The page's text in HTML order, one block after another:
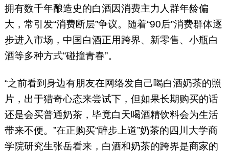
拥有数千年酿造史的白酒因消费主力人群年龄偏
大，常引发“消费断层”争议。随着“90后”消费群体逐
步进入市场，中国白酒正用跨界、新零售、小瓶白
酒等多种方式“碰撞青春”。
“之前看到身边有朋友在网络发自己喝白酒奶茶的照
片，出于猎奇心态来尝试下，但如果长期购买的话
还是会买普通奶茶，毕竟白天喝酒精饮料会为生活
带来不便。”在正购买“醉步上道”奶茶的四川大学商
学院研究生张岳看来，白酒和奶茶的跨界是商家的